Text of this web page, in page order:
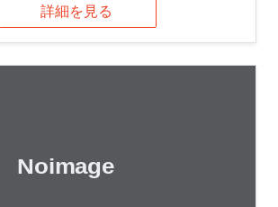
詳細を見る